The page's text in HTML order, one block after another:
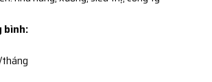
bình: